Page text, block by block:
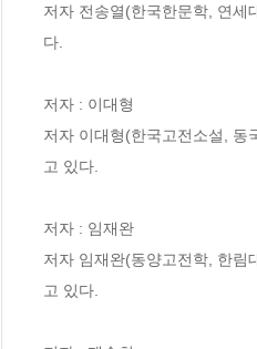
저자 전송열(한국한문학, 연세
다.
저자 : 이대형
저자 이대형(한국고전소설, 동
고 있다.
저자 : 임재완
저자 임재완(동양고전학, 한림
고 있다.